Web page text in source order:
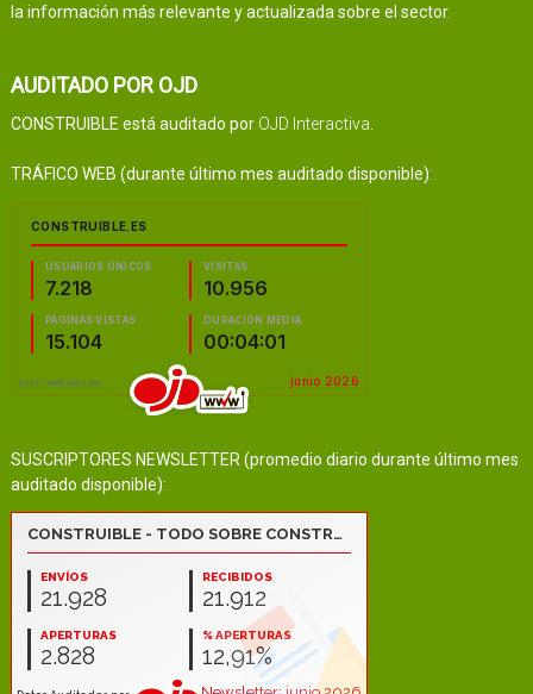
la información más relevante y actualizada sobre el sector.
AUDITADO POR OJD
CONSTRUIBLE está auditado por OJD Interactiva
TRÁFICO WEB (durante último mes auditado disponible):
SUSCRIPTORES NEWSLETTER (promedio diario durante último mes
auditado disponible):